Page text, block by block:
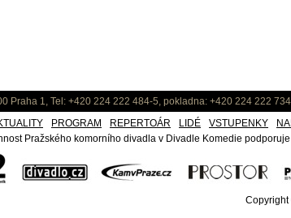
Praha 1, Tel: +420 224 222 484-5, pokladna: +420 224 222
PROGRAM REPERTOÁR LIDÉ VSTUPENKY
Pražského komorního divadla v Divadle Komedie